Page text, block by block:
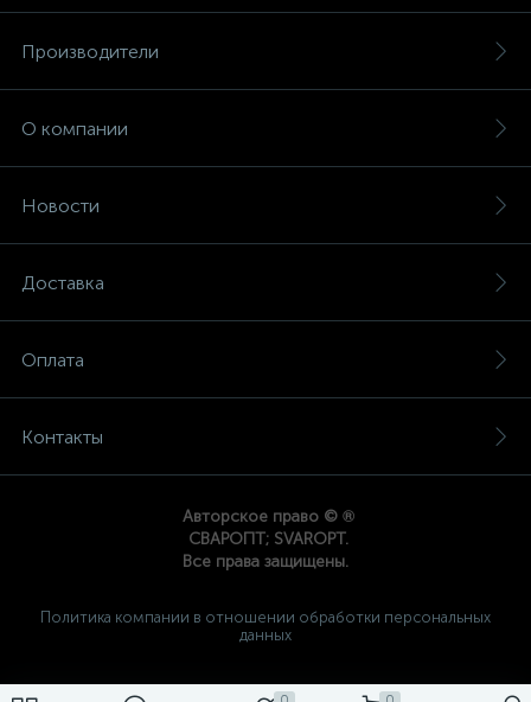
Производители
О компании
Новости
Доставка
Оплата
Контакты
Авторское право © ®
СВАРОПТ; SVAROPT.
Все права защищены.
Политика компании в отношении обработки персональных
данных